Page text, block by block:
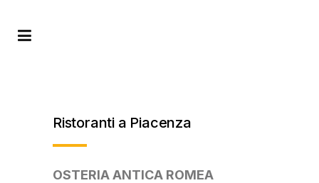
Ristoranti a Piacenza
OSTERIA ANTICA ROMEA